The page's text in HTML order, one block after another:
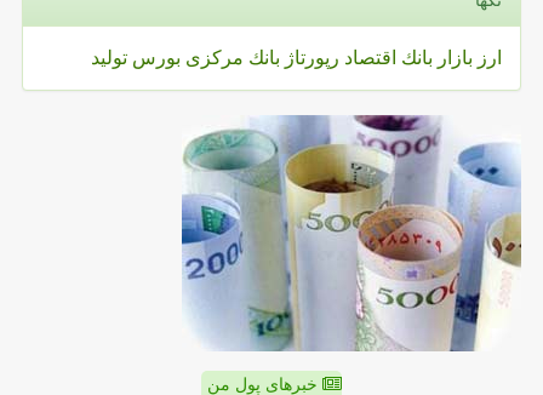
ارز بازار بانك اقتصاد رپورتاژ بانك مركزی بورس تولید
خبرهای پول من